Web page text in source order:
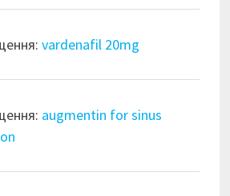
vardenafil 20mg
augmentin for sinus